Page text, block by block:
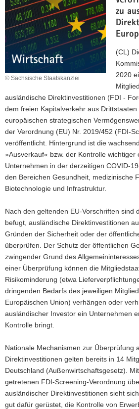
© Sächsische Staatskanzlei
zu
(CL)
2020
ausländische Direktinvestitionen (FDI -
dem freien Kapitalverkehr aus
europäischen strategischen
der Verordnung (EU) Nr. 2019/452 (FDI-
veröffentlicht. Hintergrund ist die
»Ausverkauf« bzw. der Kontrolle wichtiger
Unternehmen in der derzeitigen COVID-
den Bereichen Gesundheit, medizinische
Biotechnologie und Infrastruktur.
Nach den geltenden EU-Vorschriften sind
befugt, ausländische Direktinvestitionen
Gründen der Sicherheit oder der
überprüfen. Der Schutz der öffentlichen
zwingender Grund des
einer Überprüfung können die
Risikominderung (etwa
dringenden Bedarfs des jeweiligen
Europäischen Union) verhängen oder
ausländischer Investor ein Unternehmen
Kontrolle bringt.
Nationale Mechanismen zur Überprüfung
Direktinvestitionen gelten bereits in 14
Deutschland (Außenwirtschaftsgesetz).
getretenen FDI-Screening-Verordnung
ausländischer Direktinvestitionen sieht
gut dafür gerüstet, die Kontrolle von